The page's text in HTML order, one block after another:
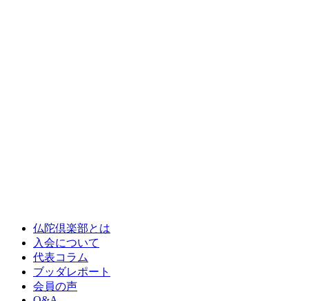
仏陀倶楽部とは
入会について
代表コラム
ブッダレポート
会員の声